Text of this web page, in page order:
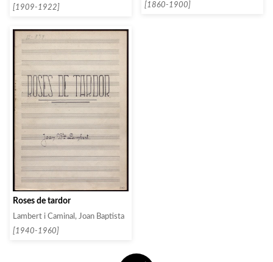
[1909-1922]
[1860-1900]
Roses de tardor
Lambert i Caminal, Joan Baptista
[1940-1960]